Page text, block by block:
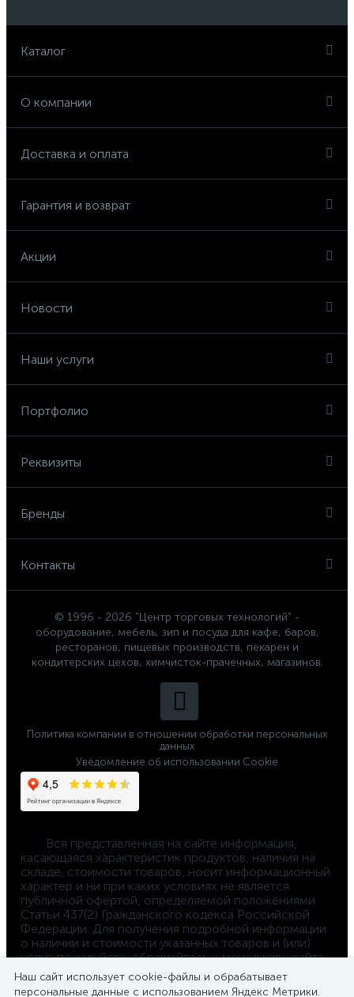
Каталог
О компании
Доставка и оплата
Гарантия и возврат
Акции
Новости
Наши услуги
Портфолио
Реквизиты
Бренды
Контакты
© 1996 - 2026 "Центр торговых технологий" -
оборудование, мебель, зип и посуда для кафе, баров,
ресторанов, пищевых производств, пекарен и
кондитерских цехов, химчисток-прачечных, магазинов.
Политика компании в отношении обработки персональных
данных
Уведомление об использовании Cookie
касающаяся характеристик продуктов, наличия на
складе, стоимости товаров, носит информационный
характер и ни при каких условиях не является
публичной офертой, определяемой положениями
Статьи 437(2) Гражданского кодекса Российской
Федерации. Для получения подробной информации
о наличии и стоимости указанных товаров и (или)
услуг, пожалуйста, обращайтесь к менеджеру сайта
по телефону
8-800-550-4-660
Наш сайт использует cookie-файлы и обрабатывает
персональные данные с использованием Яндекс Метрики.